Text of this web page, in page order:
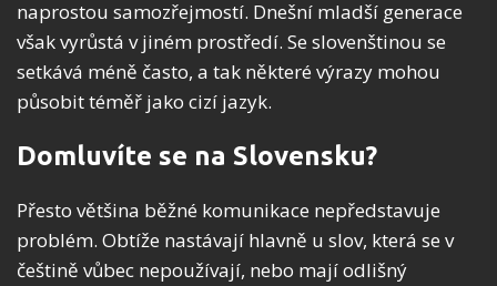
naprostou samozřejmostí. Dnešní mladší generace
však vyrůstá v jiném prostředí. Se slovenštinou se
setkává méně často, a tak některé výrazy mohou
působit téměř jako cizí jazyk.
Domluvíte se na Slovensku?
Přesto většina běžné komunikace nepředstavuje
problém. Obtíže nastávají hlavně u slov, která se v
češtině vůbec nepoužívají, nebo mají odlišný